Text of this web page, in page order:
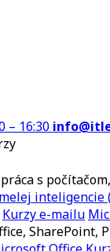
– 16:30
s
inteligencie
Kurzy e-mailu
SharePoint,